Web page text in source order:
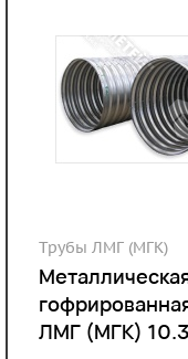
Трубы ЛМГ (МГК)
ЛМГ (МГК)